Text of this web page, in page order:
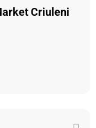
Criuleni